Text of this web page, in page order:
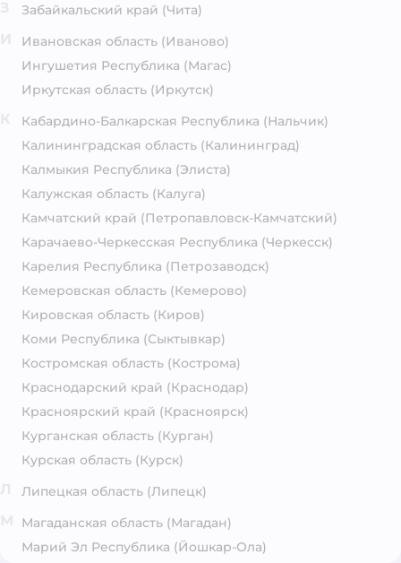
Забайкальский край (Чита)
Ивановская область (Иваново)
Ингушетия Республика (Магас)
Иркутская область (Иркутск)
Кабардино-Балкарская Республика (Нальчик)
Калининградская область (Калининград)
Калмыкия Республика (Элиста)
Калужская область (Калуга)
Камчатский край (Петропавловск-Камчатский)
Карачаево-Черкесская Республика (Черкесск)
Карелия Республика (Петрозаводск)
Кемеровская область (Кемерово)
Кировская область (Киров)
Коми Республика (Сыктывкар)
Костромская область (Кострома)
Краснодарский край (Краснодар)
Красноярский край (Красноярск)
Курганская область (Курган)
Курская область (Курск)
Липецкая область (Липецк)
Магаданская область (Магадан)
Марий Эл Республика (Йошкар-Ола)